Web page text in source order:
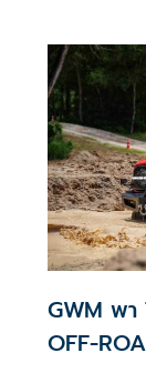
GWM พา
OFF-